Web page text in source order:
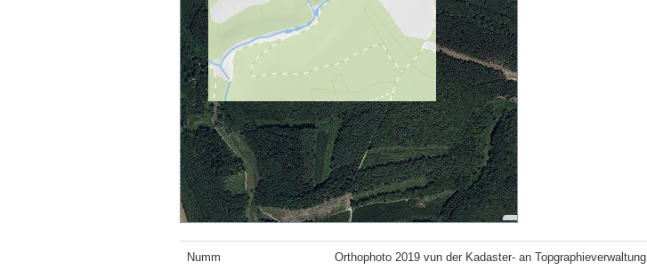
Numm Orthophoto 2019 vun der Kadaster- an Topgraphieverwaltung